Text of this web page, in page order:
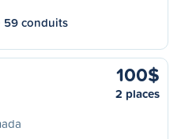
59 conduits
100$
2 places